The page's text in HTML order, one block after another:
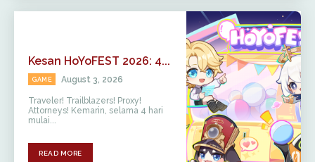
Kesan HoYoFEST 2026: 4...
GAME August 3, 2026
Traveler! Trailblazers! Proxy!
Attorneys! Kemarin, selama 4 hari
mulai...
READ MORE